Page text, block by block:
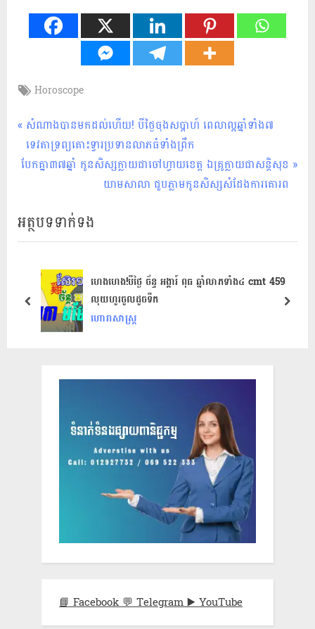
ហោរាTags:
Horoscope
Post
navigation
P
r
e
o
u
o
សំណាងបានមកដល់ហើយ! បីថ្ងៃចុងសប្តាហ៍ ពេលា​ល្អ​ឆ្នាំ​ទាំង​៧ ​
ទេវតា​ទ្រព្យ​គោះ​ទ្វារ​ប្រទាន​លាភធំទាំងព្រឹក
N
t
P
t
បែកគ្នា​៣៧ឆ្នាំ កូនសិស្ស​ក្លាយជា​ចៅហ្វាយខេត្ត​ ឯគ្រូ​ក្លាយជា​សន្តិសុខ​
យាម​សាលា​ ជួបភ្លាមកូនសិស្ស​សំដែង​ការ​គោរព
អត្ថបទទាក់ទង
ហេងហេង!បីថ្ងៃ ច័ន្ទ អង្គារ៍ ពុធ ​ឆ្នាំលាភទាំង​៤ cmt 459
លុយហូរចូលដូចទឹក
ហោរាសាស្ត្រ
prev next
📘 Facebook💬 Telegram▶️ YouTube